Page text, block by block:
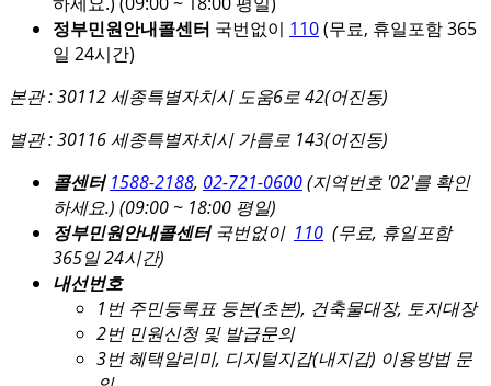
정부민원안내콜센터 국번없이 110(무료, 휴일포함 365
일 24시간)
본관 : 30112 세종특별자치시 도움6로 42(어진동)
별관 : 30116 세종특별자치시 가름로 143(어진동)
콜센터 1588-2188, 02-721-0600(지역번호 '02'를 확인
하세요.) (09:00 ~ 18:00 평일)
정부민원안내콜센터국번없이 110 (무료, 휴일포함
365일 24시간)
내선번호
1번 주민등록표 등본(초본), 건축물대장, 토지대장
2번 민원신청 및 발급문의
3번 혜택알리미, 디지털지갑(내지갑) 이용방법 문